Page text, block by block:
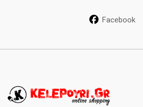
Facebook